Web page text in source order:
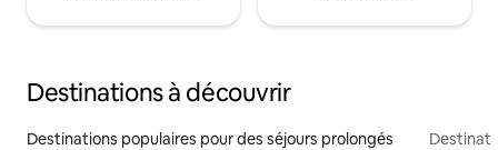
Destinations à découvrir
Destinations populaires pour des séjours prolongés